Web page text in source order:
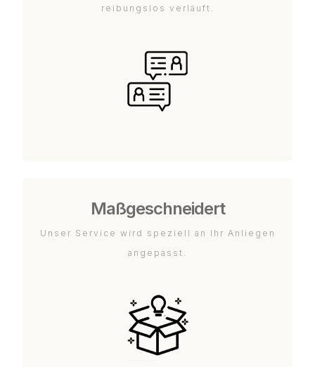
reibungslos verläuft.
Maßgeschneidert
Unser Service wird speziell an Ihr Anliegen
angepasst.